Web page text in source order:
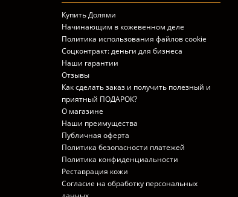
Купить Долями
Начинающим в кожевенном деле
Политика использования файлов cookie
Соцконтракт: деньги для бизнеса
Наши гарантии
Отзывы
Как сделать заказ и получить полезный и
приятный ПОДАРОК?
О магазине
Наши преимущества
Публичная оферта
Политика безопасности платежей
Политика конфиденциальности
Реставрация кожи
Согласие на обработку персональных